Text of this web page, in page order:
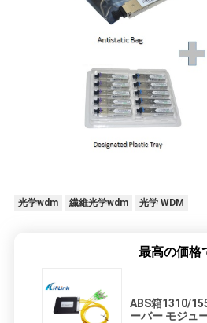
光学wdm 繊維光学wdm 光学 WDM
最高の価格
ABS箱1310/
ーバー モジュ